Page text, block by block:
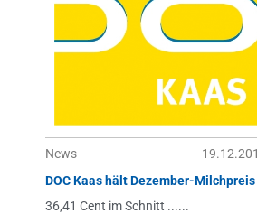
News
DOC Kaas hält Dezember-
36,41 Cent im Schnitt ......